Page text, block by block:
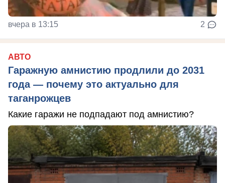
вчера в 13:15 2
АВТО
Гаражную амнистию продлили до 2031
года — почему это актуально для
таганрожцев
Какие гаражи не подпадают под амнистию?